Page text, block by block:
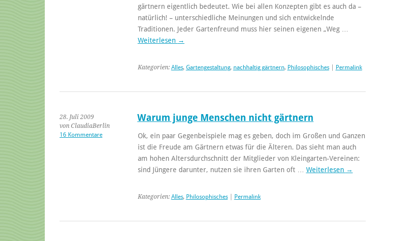
gärtnern eigentlich bedeutet. Wie bei allen Konzepten gibt es auch da –
natürlich! – unterschiedliche Meinungen und sich entwickelnde
Traditionen. Jeder Gartenfreund muss hier seinen eigenen „Weg …
Weiterlesen →
Kategorien: Alles, Gartengestaltung, nachhaltig gärtnern, Philosophisches| Permalink
28. Juli 2009
von ClaudiaBerlin
16 Kommentare
Warum junge Menschen nicht gärtnern
Ok, ein paar Gegenbeispiele mag es geben, doch im Großen und Ganzen
ist die Freude am Gärtnern etwas für die Älteren. Das sieht man auch
am hohen Altersdurchschnitt der Mitglieder von Kleingarten-Vereinen:
sind Jüngere darunter, nutzen sie ihren Garten oft … Weiterlesen →
Kategorien: Alles, Philosophisches| Permalink